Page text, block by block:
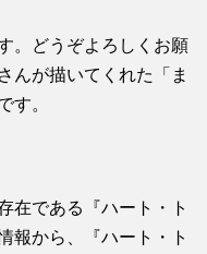
。どうぞよろしくお願
んが描いてくれた「ま
す。
在である『ハート・ト
報から、『ハート・ト